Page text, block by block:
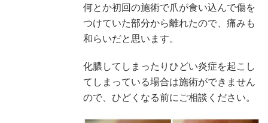
何とか初回の施術で爪が食い込んで傷を
つけていた部分から離れたので、痛みも
和らいだと思います。
化膿してしまったりひどい炎症を起こし
てしまっている場合は施術ができません
ので、ひどくなる前にご相談ください。